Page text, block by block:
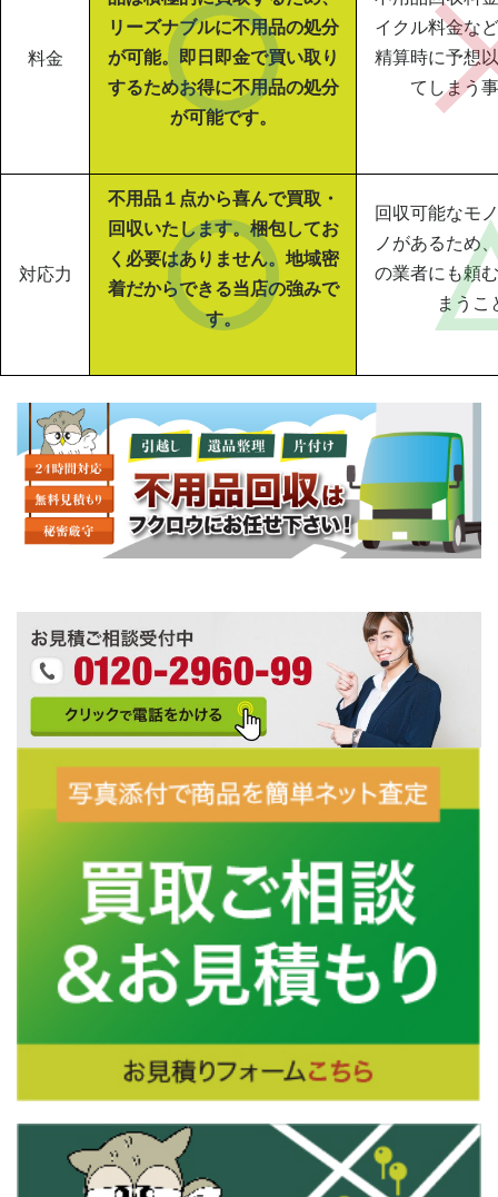
料金
リーズナブルに不用品の処分
が可能。即日即金で買い取り
するためお得に不用品の処分
が可能です。
イクル料金な
精算時に予想
てしまう
対応力
不用品１点から喜んで買取・
回収いたします。梱包してお
く必要はありません。地域密
着だからできる当店の強みで
す。
回収可能なモ
ノがあるため
の業者にも頼
まうこ